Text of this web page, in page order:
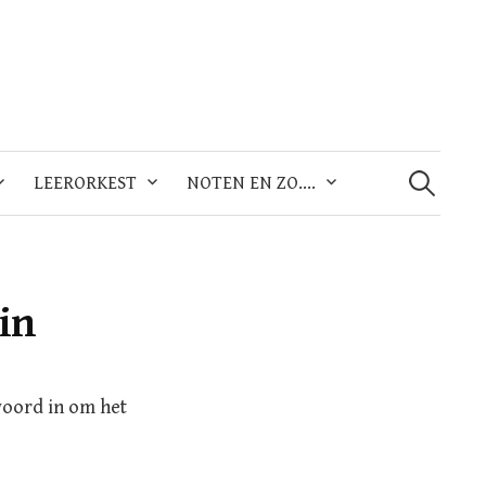
LEERORKEST NOTEN EN ZO….
naar:
in om het